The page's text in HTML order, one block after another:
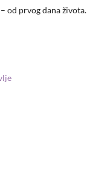
od prvog dana života.